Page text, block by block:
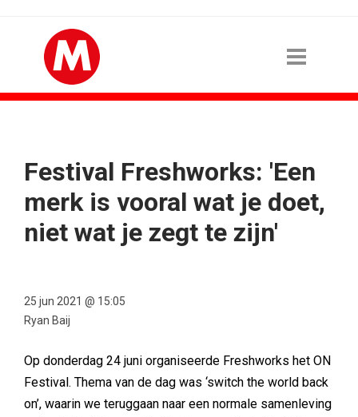
Festival Freshworks: 'Een
merk is vooral wat je doet,
niet wat je zegt te zijn'
25 jun 2021 @ 15:05
Ryan Baij
Op donderdag 24 juni organiseerde Freshworks het ON
Festival. Thema van de dag was ‘switch the world back
on’, waarin we teruggaan naar een normale samenleving